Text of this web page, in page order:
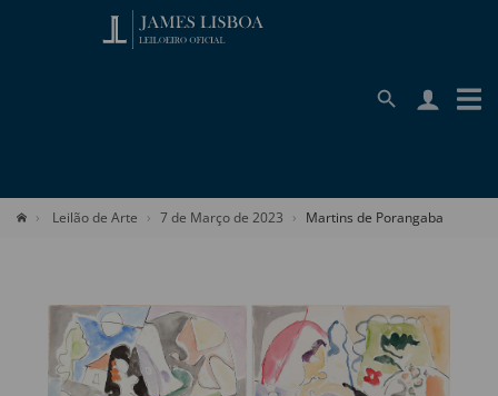
Leilão de Arte 7 de Março de 2023 Martins de Porangaba